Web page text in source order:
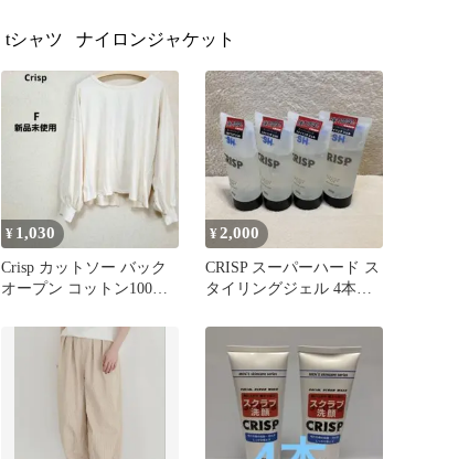
tシャツ ナイロンジャケット
¥ 1,030
Crisp カットソー バック
オープン コットン100%
¥2,000
CRISP スーパーハード ス
タイリングジェル 4本セ